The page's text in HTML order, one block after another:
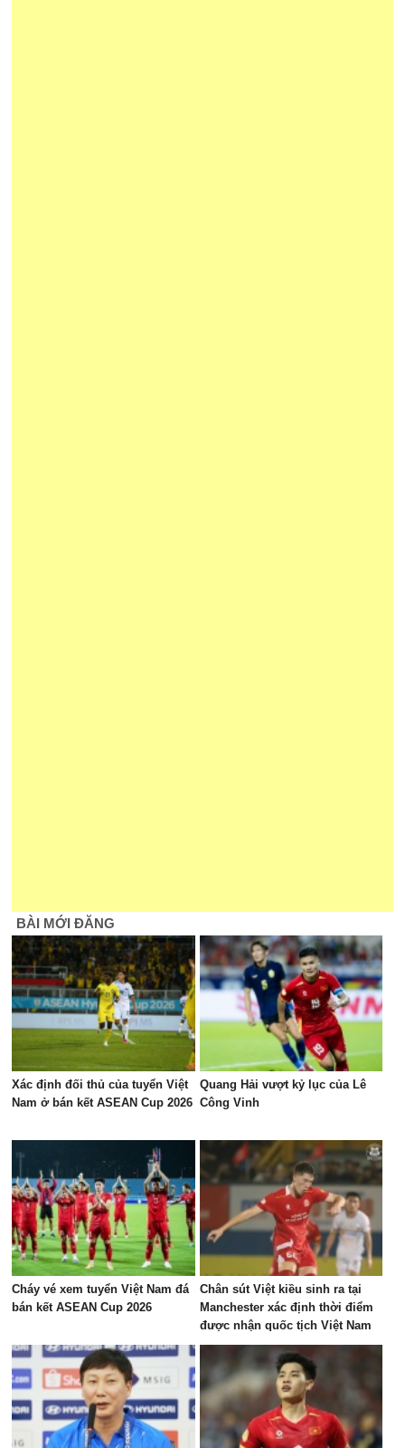
BÀI MỚI ĐĂNG
Xác định đối thủ của tuyển Việt
Nam ở bán kết ASEAN Cup 2026
Quang Hải vượt kỷ lục của Lê
Công Vinh
Cháy vé xem tuyển Việt Nam đá
bán kết ASEAN Cup 2026
Chân sút Việt kiều sinh ra tại
Manchester xác định thời điểm
được nhận quốc tịch Việt Nam